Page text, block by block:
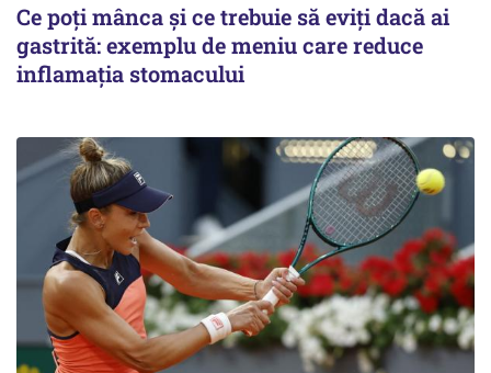
Ce poți mânca și ce trebuie să eviți dacă ai
gastrită: exemplu de meniu care reduce
inflamația stomacului